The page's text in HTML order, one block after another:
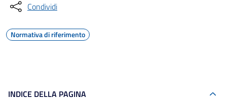
Condividi
Normativa di riferimento
INDICE DELLA PAGINA